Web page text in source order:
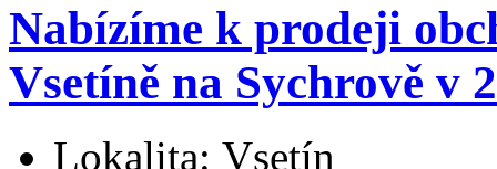
Nabízíme k prodeji
Vsetíně na Sychrově v
Lokalita: Vsetín